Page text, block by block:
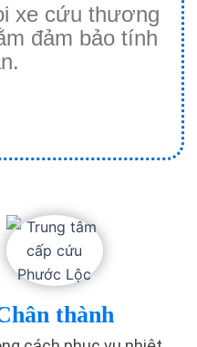
xe cứu thương
đảm bảo tính
thành